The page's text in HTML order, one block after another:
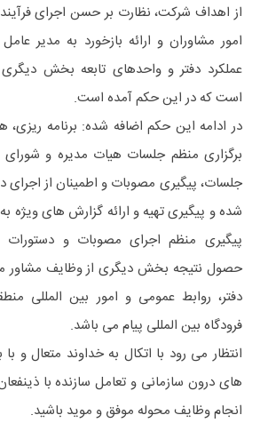
از اهداف شرکت، نظارت بر حسن اجرای
امور مشاوران و ارائه بازخورد به مدیر
عملکرد دفتر و واحدهای تابعه بخش
است که در این حکم آمده است.
در ادامه این حکم اضافه شده: برنامه ریزی،
برگزاری منظم جلسات هیات مدیره و شورای
جلسات، پیگیری مصوبات و اطمینان از اجرای
شده و پیگیری تهیه و ارائه گزارش های ویژه به
پیگیری منظم اجرای مصوبات و دستورات
حصول نتیجه بخش دیگری از وظایف مشاور
دفتر، روابط عمومی و امور بین المللی
فرودگاه بین المللی پیام می باشد.
انتظار می رود با اتکال به خداوند متعال و
های درون سازمانی و تعامل سازنده با
انجام وظایف محوله موفق و موید باشید.